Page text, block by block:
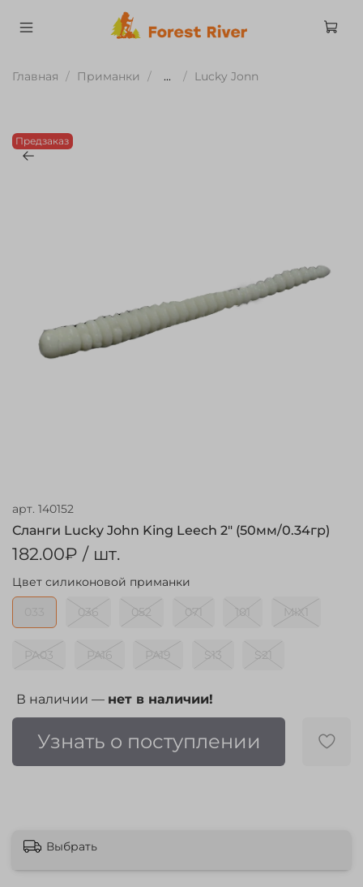
Главная Приманки ... Lucky Jonn
Предзаказ
арт. 140152
Сланги Lucky John King Leech 2" (50мм/0.34гр)
182.00₽ / шт.
В наличии — нет в наличии!
Узнать о поступлении
Цвет силиконовой приманки
036 052 071 101 MIX1
PA03 PA16 PA19 S13 S21
Выбрать